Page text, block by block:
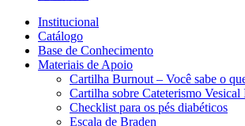
Institucional
Catálogo
Base de Conhecimento
Materiais de Apoio
Cartilha Burnout – Você sabe o
Cartilha sobre Cateterismo
Checklist para os pés diabéticos
Escala de Braden